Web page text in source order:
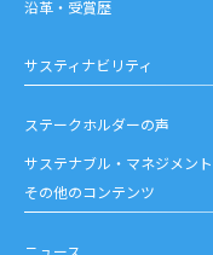
沿革・受賞歴
サスティナビリティ
ステークホルダーの声
サステナブル・マネジメント
その他のコンテンツ
ニュース